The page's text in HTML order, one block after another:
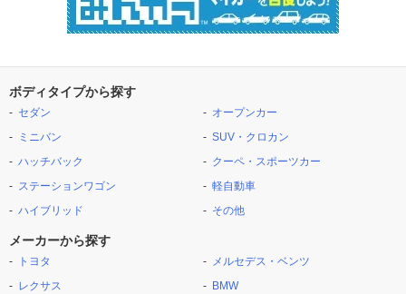
ボディタイプから探す
セダン
ミニバン
ハッチバック
ステーションワゴン
ハイブリッド
オープンカー
SUV・クロカン
クーペ・スポーツカー
軽自動車
その他
メーカーから探す
トヨタ
レクサス
メルセデス・ベンツ
BMW